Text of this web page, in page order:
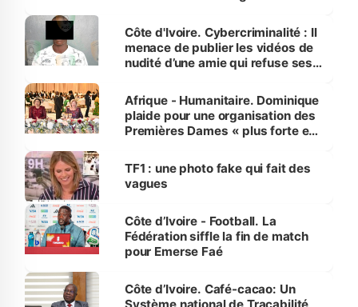
des Transports
Côte d'Ivoire. Cybercriminalité : Il
menace de publier les vidéos de
nudité d’une amie qui refuse ses
Afrique - Humanitaire. Dominique
plaide pour une organisation des
Premières Dames « plus forte et
sur la scène internationale »
TF1 : une photo fake qui fait des
vagues
Côte d’Ivoire - Football. La
Fédération siffle la fin de match
pour Emerse Faé
Côte d’Ivoire. Café-cacao: Un